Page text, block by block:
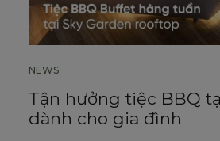
NEWS
Tận hưởng tiệc BBQ
dành cho gia đình